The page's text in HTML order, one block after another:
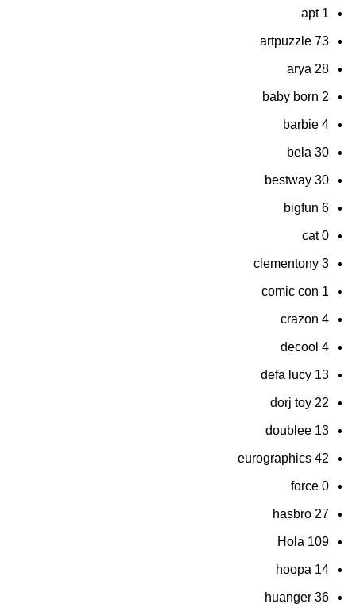
apt 1
artpuzzle 73
arya 28
baby born 2
barbie 4
bela 30
bestway 30
bigfun 6
cat 0
clementony 3
comic con 1
crazon 4
decool 4
defa lucy 13
dorj toy 22
doublee 13
eurographics 42
force 0
hasbro 27
Hola 109
hoopa 14
huanger 36